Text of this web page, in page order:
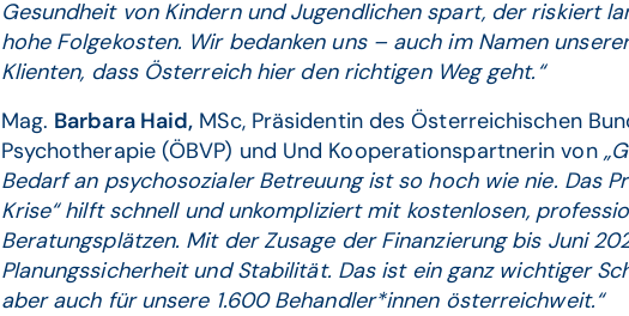
Gesundheit von Kindern und Jugendlichen spart, der riskiert
hohe Folgekosten. Wir bedanken uns – auch im Namen
Klienten, dass Österreich hier den richtigen Weg geht.“
Mag. Barbara Haid, MSc, Präsidentin des Österreichischen
Psychotherapie (ÖBVP) und Und Kooperationspartnerin von
Bedarf an psychosozialer Betreuung ist so hoch wie nie. Das
Krise“ hilft schnell und unkompliziert mit kostenlosen,
Beratungsplätzen. Mit der Zusage der Finanzierung bis Juni
Planungssicherheit und Stabilität. Das ist ein ganz wichtiger
aber auch für unsere 1.600 Behandler*innen österreichweit.“